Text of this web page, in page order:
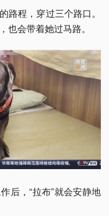
路程，穿过三个路口。
也会带着她过马路。
后，“拉布”就会安静地